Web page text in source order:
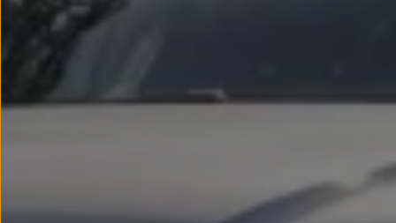
Touran
Asistencia en carretera